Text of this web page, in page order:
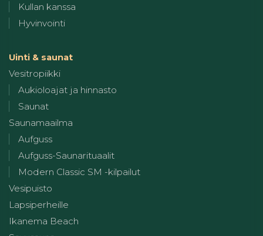
Kullan kanssa
Hyvinvointi
Uinti & saunat
Vesitropiikki
Aukioloajat ja hinnasto
Saunat
Saunamaailma
Aufguss
Aufguss-Saunarituaalit
Modern Classic SM -kilpailut
Vesipuisto
Lapsiperheille
Ikanema Beach